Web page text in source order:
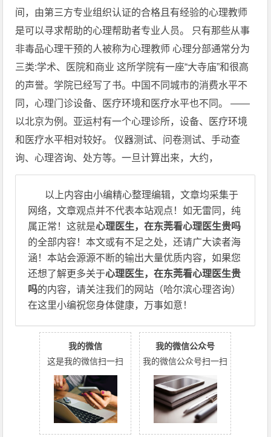
间，由第三方专业组织认证的合格且有经验的心理教师
是可以寻求帮助的心理帮助者专业人员。 只有那些从事
非毒品心理干预的人被称为心理教师 心理分部通常分为
三类:学术、医院和商业 这所学院有一座“大寺庙”和很高
的声誉。学院已经写了书。中国不同城市的消费水平不
同，心理门诊设备、医疗环境和医疗水平也不同。 ——
以北京为例。亚运村有一个心理诊所，设备、医疗环境
和医疗水平相对较好。 仪器测试、问卷测试、手动查
询、心理咨询、处方等。一旦计算出来，大约，
以上内容由小编精心整理编辑，文章均采集于
网络，文章观点并不代表本站观点！如无雷同，纯
属正常！这就是心理医生，在东莞看心理医生贵吗
的全部内容！本文或有不足之处，还请广大读者海
涵！本站会源源不断的输出大量优质内容，如果您
还想了解更多关于心理医生，在东莞看心理医生贵
吗的内容，请关注我们的网站（哈尔滨心理咨询）
在这里小编祝您身体健康，万事如意！
我的微信
这是我的微信扫一扫
我的微信公众号
我的微信公众号扫一扫